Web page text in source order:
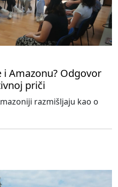
i Amazonu? Odgovor
priči
razmišljaju kao o